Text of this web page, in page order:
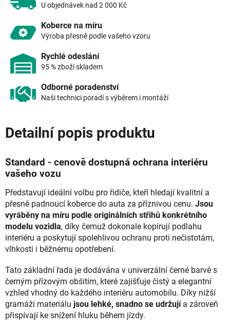
U objednávek nad 2 000 Kč
Koberce na míru
Výroba přesně podle vašeho vzoru
Rychlé odeslání
95 % zboží skladem
Odborné poradenství
Naši technici poradí s výběrem i montáží
Detailní popis produktu
Standard - cenově dostupná ochrana interiéru
vašeho vozu
Představují ideální volbu pro řidiče, kteří hledají kvalitní a
přesně padnoucí koberce do auta za příznivou cenu. Jsou
vyráběny na míru podle originálních střihů konkrétního
modelu vozidla, díky čemuž dokonale kopírují podlahu
interiéru a poskytují spolehlivou ochranu proti nečistotám,
vlhkosti i běžnému opotřebení.
Tato základní řada je dodávána v univerzální černé barvě s
černým přízovým obšitím, které zajišťuje čistý a elegantní
vzhled vhodný do každého interiéru automobilu. Díky nižší
gramáži materiálu jsou lehké, snadno se udržujía zároveň
přispívají ke snížení hluku během jízdy.